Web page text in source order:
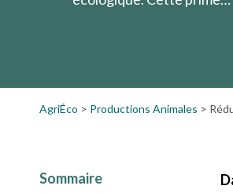
AgriÉco > Productions Animales >
Sommaire